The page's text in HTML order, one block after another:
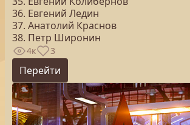
36. Евгений Ледин
37. Анатолий Краснов
38. Петр Широнин
4к 3
Перейти